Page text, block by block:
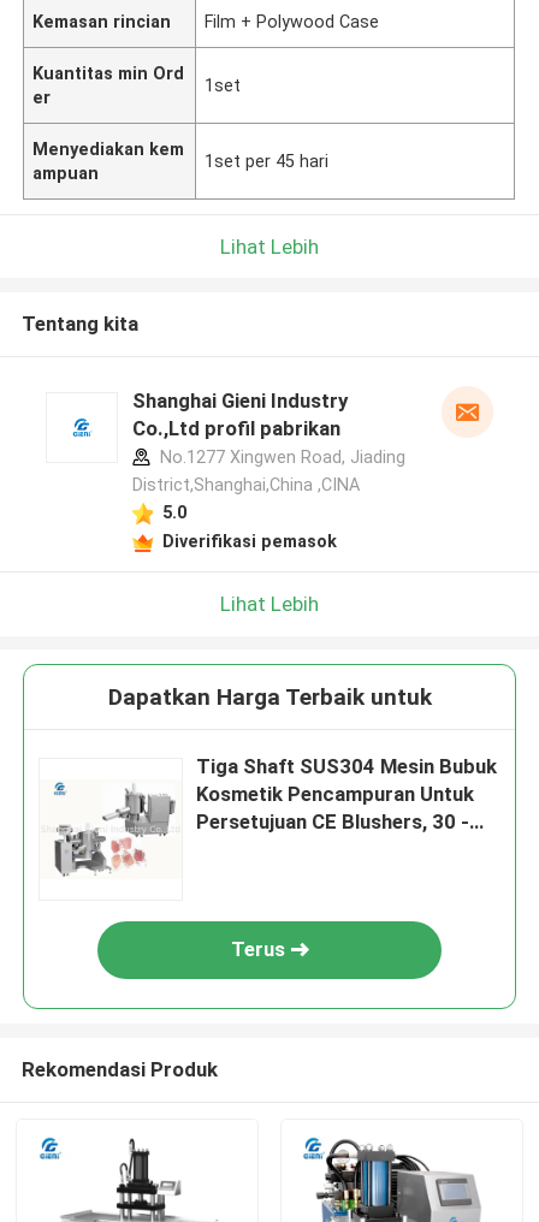
Kemasan rincian Film + Polywood Case
Kuantitas min Ord
er
1set
Menyediakan kem
ampuan
1set per 45 hari
Lihat Lebih
Tentang kita
Shanghai Gieni Industry
Co.,Ltd profil pabrikan
No.1277 Xingwen Road, Jiading
District,Shanghai,China ,CINA
5.0
Diverifikasi pemasok
Lihat Lebih
Dapatkan Harga Terbaik untuk
Tiga Shaft SUS304 Mesin Bubuk
Kosmetik Pencampuran Untuk
Persetujuan CE Blushers, 30 -
Terus
Rekomendasi Produk